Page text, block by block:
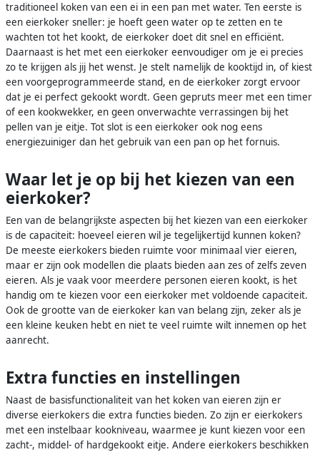
traditioneel koken van een ei in een pan met water. Ten eerste is
een eierkoker sneller: je hoeft geen water op te zetten en te
wachten tot het kookt, de eierkoker doet dit snel en efficiënt.
Daarnaast is het met een eierkoker eenvoudiger om je ei precies
zo te krijgen als jij het wenst. Je stelt namelijk de kooktijd in, of kiest
een voorgeprogrammeerde stand, en de eierkoker zorgt ervoor
dat je ei perfect gekookt wordt. Geen gepruts meer met een timer
of een kookwekker, en geen onverwachte verrassingen bij het
pellen van je eitje. Tot slot is een eierkoker ook nog eens
energiezuiniger dan het gebruik van een pan op het fornuis.
Waar let je op bij het kiezen van een
eierkoker?
Een van de belangrijkste aspecten bij het kiezen van een eierkoker
is de capaciteit: hoeveel eieren wil je tegelijkertijd kunnen koken?
De meeste eierkokers bieden ruimte voor minimaal vier eieren,
maar er zijn ook modellen die plaats bieden aan zes of zelfs zeven
eieren. Als je vaak voor meerdere personen eieren kookt, is het
handig om te kiezen voor een eierkoker met voldoende capaciteit.
Ook de grootte van de eierkoker kan van belang zijn, zeker als je
een kleine keuken hebt en niet te veel ruimte wilt innemen op het
aanrecht.
Extra functies en instellingen
Naast de basisfunctionaliteit van het koken van eieren zijn er
diverse eierkokers die extra functies bieden. Zo zijn er eierkokers
met een instelbaar kookniveau, waarmee je kunt kiezen voor een
zacht-, middel- of hardgekookt eitje. Andere eierkokers beschikken